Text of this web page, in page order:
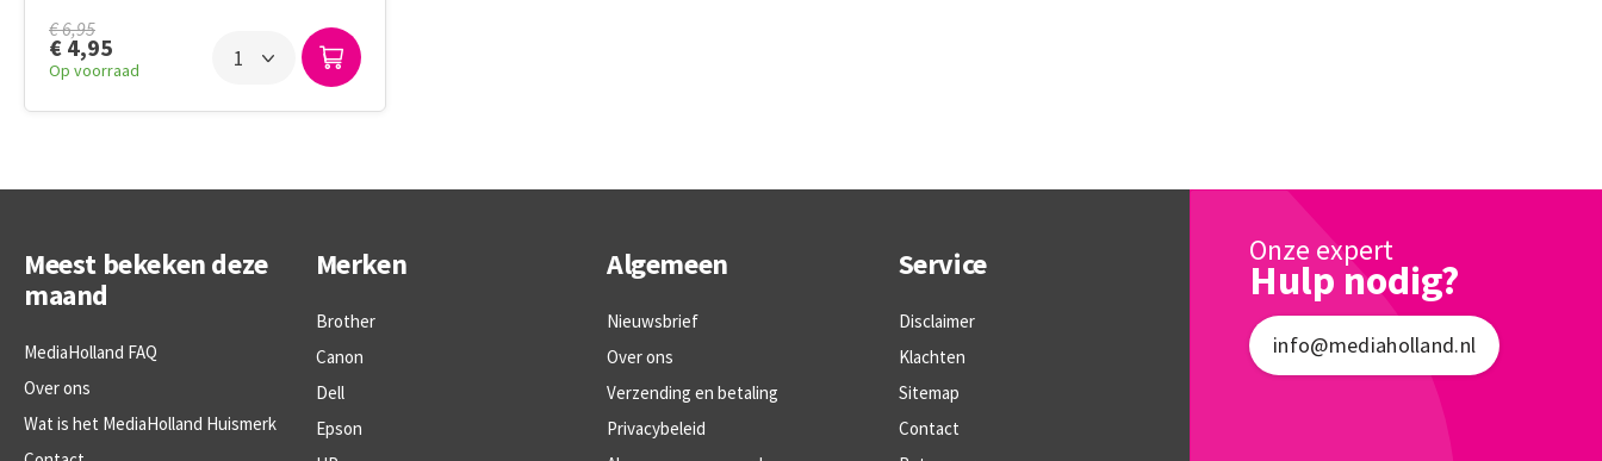
€ 6,95
€ 4,95
Op voorraad
Meest bekeken deze
maand
MediaHolland FAQ
Over ons
Wat is het MediaHolland Huismerk
Merken
Brother
Canon
Dell
Epson
Algemeen
Nieuwsbrief
Over ons
Verzending en betaling
Privacybeleid
Service
Disclaimer
Klachten
Sitemap
Contact
Onze expert
Hulp nodig?
info@mediaholland.nl